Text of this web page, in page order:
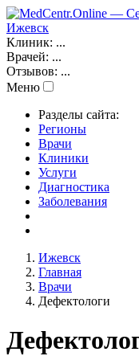
Ижевск
Клиник: ...
Врачей: ...
Отзывов: ...
Меню
Разделы сайта:
Регионы
Врачи
Клиники
Услуги
Диагностика
Заболевания
Ижевск
Главная
Врачи
Дефектологи